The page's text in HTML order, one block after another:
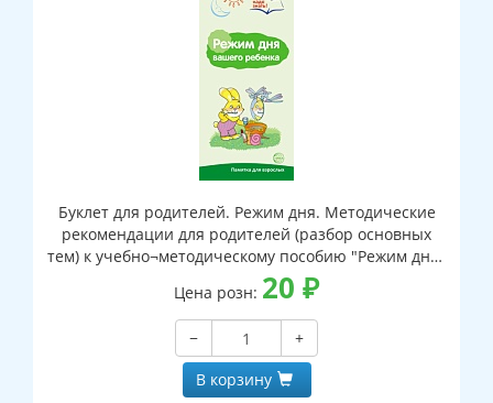
Буклет для родителей. Режим дня. Методические
рекомендации для родителей (разбор основных
тем) к учебно¬методическому пособию "Режим дня"
(2 фальца, цветной, формат А4)
Цена розн: 20 ₽
−
+
В корзину